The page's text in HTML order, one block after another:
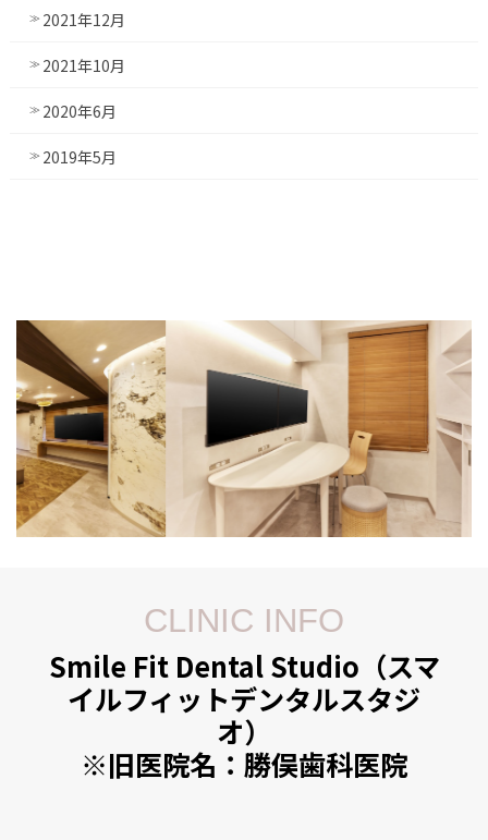
2021年12月
2021年10月
2020年6月
2019年5月
CLINIC INFO
Smile Fit Dental Studio（スマ
イルフィットデンタルスタジ
オ）
※旧医院名：勝俣歯科医院